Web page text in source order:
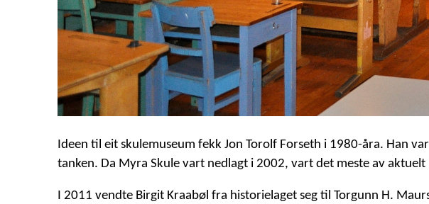
Ideen til eit skulemuseum fekk Jon Torolf Forseth i 1980-åra. Han
tanken. Da Myra Skule vart nedlagt i 2002, vart det meste av
I 2011 vendte Birgit Kraabøl fra historielaget seg til Torgunn H.